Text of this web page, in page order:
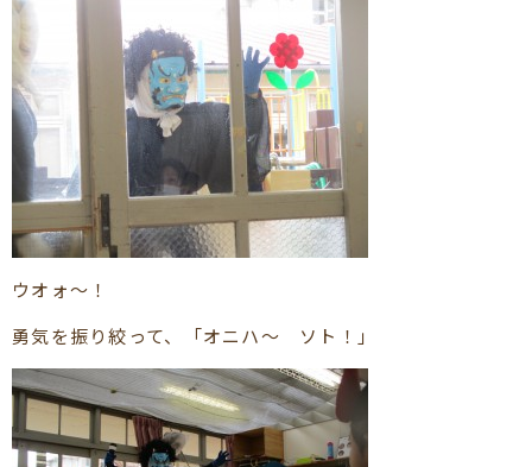
ウオォ～！
勇気を振り絞って、「オニハ～ ソト！」